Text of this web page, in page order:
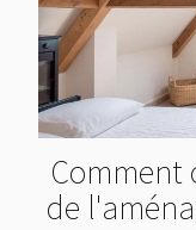
Comment
de